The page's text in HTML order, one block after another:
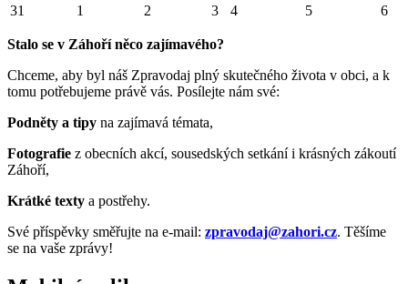
31 1 2 3 4 5 6
Stalo se v Záhoří něco zajímavého?
Chceme, aby byl náš Zpravodaj plný skutečného života v obci, a k
tomu potřebujeme právě vás. Posílejte nám své:
Podněty a tipy na zajímavá témata,
Fotografie z obecních akcí, sousedských setkání i krásných zákoutí
Záhoří,
Krátké texty a postřehy.
Své příspěvky směřujte na e-mail: zpravodaj@zahori.cz. Těšíme
se na vaše zprávy!